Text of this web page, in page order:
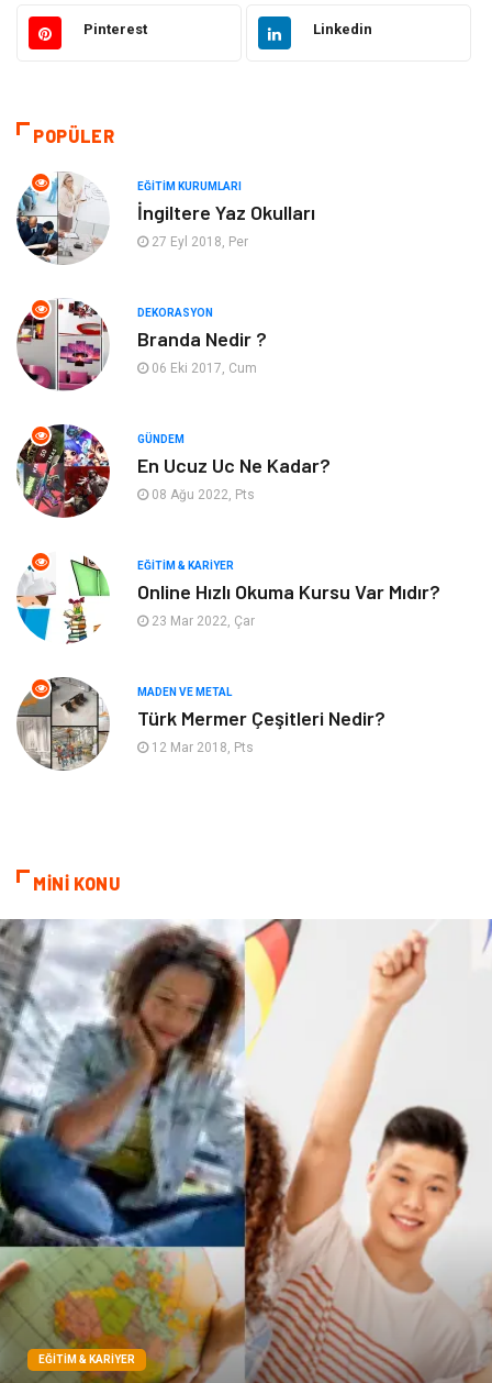
Bilgisayar ve Yazılım Alışveriş
Hukuk
Otomotiv
Yapı İnşaat
Bahçe Ev Maden ve Metal
Organizasyon Plastik
Emlak
Finans & Ekonomi
Endüstriyel Ürünler
Aksesuar
Nakliyat
Kiralama Servisleri Markalar
Çadır Kına Gecesi
Spor Malzemeleri Basın Yayın
Moda İthalat İhracat
Bakım
Pinterest Linkedin
POPÜLER
EĞITIM KURUMLARI
İngiltere Yaz Okulları
27 Eyl 2018, Per
DEKORASYON
Branda Nedir ?
06 Eki 2017, Cum
GÜNDEM
En Ucuz Uc Ne Kadar?
08 Ağu 2022, Pts
EĞITIM & KARIYER
Online Hızlı Okuma Kursu Var Mıdır?
23 Mar 2022, Çar
MADEN VE METAL
Türk Mermer Çeşitleri Nedir?
12 Mar 2018, Pts
MİNİ KONU
EĞITIM & KARIYER